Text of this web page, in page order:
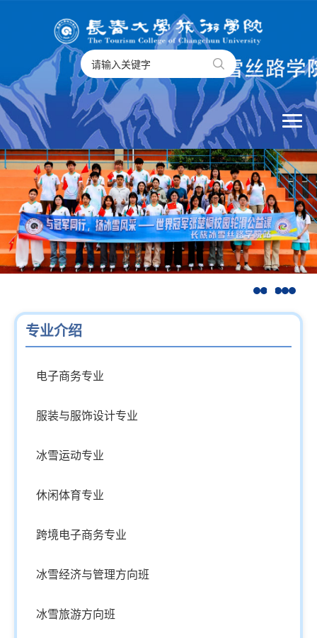
专业介绍
电子商务专业
服装与服饰设计专业
冰雪运动专业
休闲体育专业
跨境电子商务专业
冰雪经济与管理方向班
冰雪旅游方向班